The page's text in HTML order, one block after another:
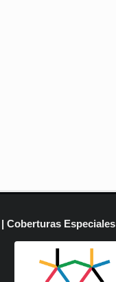
Coberturas Especiales